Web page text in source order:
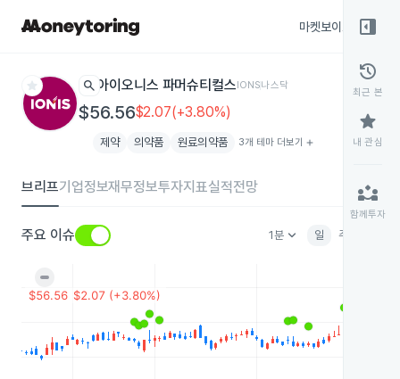
마켓보이스
star search 아이오니스 파머슈티컬스IONS나스닥
$56.56$2.07(+3.80%)
제약 의약품 원료의약품 3개 테마 더보기 add
브리프기업정보재무정보투자지표실적전망
주요 이슈 1분keyboard_arrow_down 일 주
right_panel_open
history
최근 본
star
내 관심
partner_exchange
함께투자